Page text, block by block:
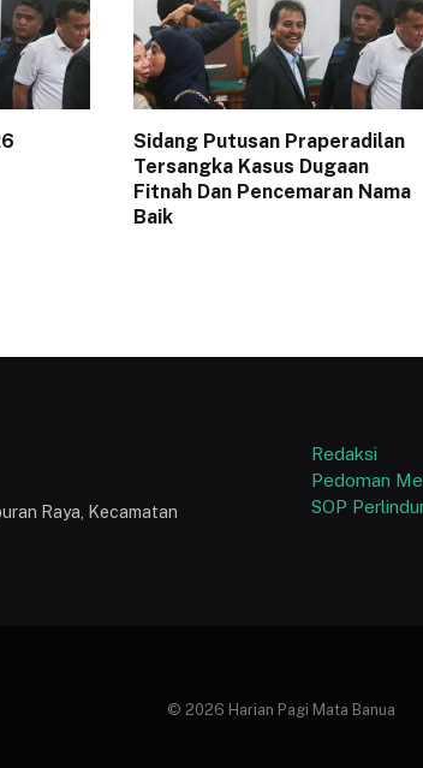
Sidang Putusan Praperadilan
Tersangka Kasus Dugaan
Fitnah Dan Pencemaran Nama
Baik
Raya, Kecamatan
Redaksi
Pedoman
SOP
© 2026 Harian Pagi Mata Banua